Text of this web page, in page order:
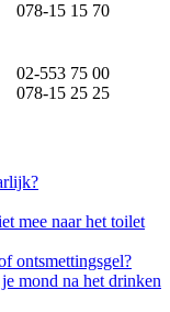
078-15 15 70
02-553 75 00
078-15 25 25
mee naar het toilet
ontsmettingsgel?
mond na het drinken